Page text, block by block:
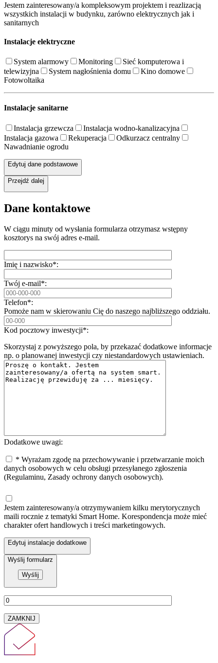
Jestem zainteresowany/a kompleksowym projektem i reazlizacją
wszystkich instalacji w budynku, zarówno elektrycznych jak i
sanitarnych
Instalacje elektryczne
System alarmowy Monitoring
Sieć komputerowa i
telewizyjna
System nagłośnienia domu
Kino domowe
Fotowoltaika
Instalacje sanitarne
Instalacja grzewcza
Instalacja wodno-kanalizacyjna
Instalacja gazowa
Rekuperacja
Odkurzacz centralny
Nawadnianie ogrodu
Edytuj dane podstawowe
Przejdź dalej
Dane kontaktowe
W ciągu minuty od wysłania formularza otrzymasz wstępny
kosztorys na swój adres e-mail.
Imię i nazwisko*:
Twój e-mail*:
Telefon*:
Pomoże nam w skierowaniu Cię do naszego najbliższego oddziału.
Kod pocztowy inwestycji*:
Skorzystaj z powyższego pola, by przekazać dodatkowe informacje
np. o planowanej inwestycji czy niestandardowych ustawieniach.
Dodatkowe uwagi:
* Wyrażam zgodę na przechowywanie i przetwarzanie moich
danych osobowych w celu obsługi przesyłanego zgłoszenia
(Regulaminu, Zasady ochrony danych osobowych).
Jestem zainteresowany/a otrzymywaniem kilku merytorycznych
maili rocznie z tematyki Smart Home. Korespondencja może mieć
charakter ofert handlowych i treści marketingowych.
Edytuj instalacje dodatkowe
Wyślij formularz
ZAMKNIJ